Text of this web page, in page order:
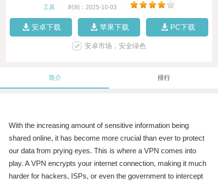
工具 时间：2025-10-03
安卓下载 苹果下载 PC下载
安卓市场，安全绿色
简介 排行
With the increasing amount of sensitive information being
shared online, it has become more crucial than ever to protect
our data from prying eyes. This is where a VPN comes into
play. A VPN encrypts your internet connection, making it much
harder for hackers, ISPs, or even the government to intercept